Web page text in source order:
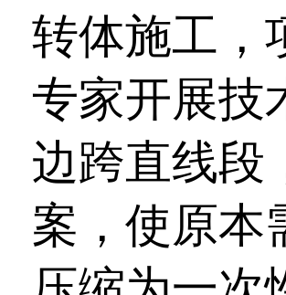
转体施工，
专家开展技
边跨直线段
案，使原本